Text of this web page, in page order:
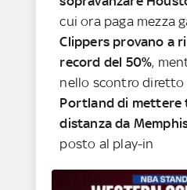
cui ora paga mezza
Clippers provano a
record del 50%,
nello scontro
Portland di mettere
distanza da
posto al play-in